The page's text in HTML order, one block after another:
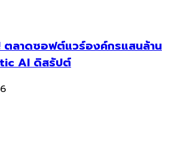
ลาดซอฟต์แวร์องค์กรแสนล้าน
AI ดิสรัปต์